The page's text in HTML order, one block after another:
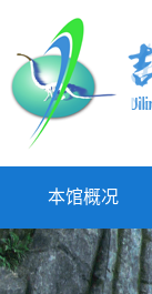
本馆概况